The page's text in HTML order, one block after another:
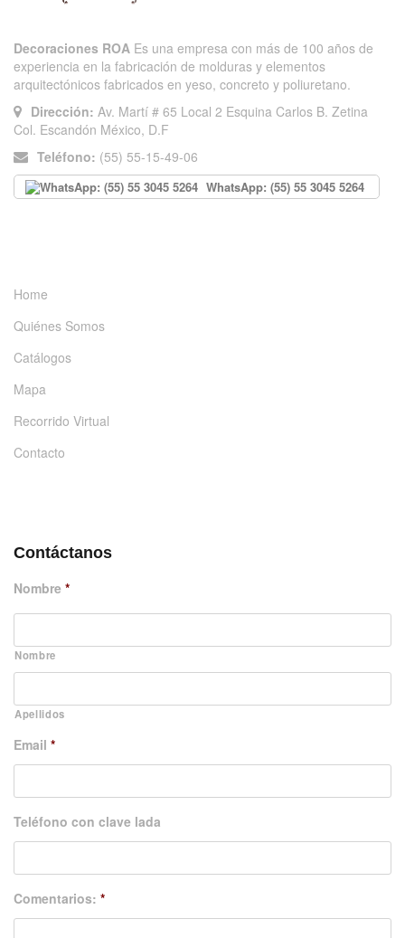
Decoraciones ROA Es una empresa con más de 100 años de
experiencia en la fabricación de molduras y elementos
arquitectónicos fabricados en yeso, concreto y poliuretano.
Dirección: Av. Martí # 65 Local 2 Esquina Carlos B. Zetina
Col. Escandón México, D.F
Teléfono: (55) 55-15-49-06
WhatsApp: (55) 55 3045 5264
Home
Quiénes Somos
Catálogos
Mapa
Recorrido Virtual
Contacto
Contáctanos
Nombre *
Nombre
Apellidos
Email *
Teléfono con clave lada
Comentarios: *